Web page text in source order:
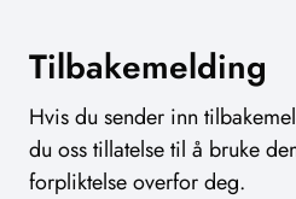
Tilbakemelding
Hvis du sender inn
du oss tillatelse til å bruke
forpliktelse overfor deg.